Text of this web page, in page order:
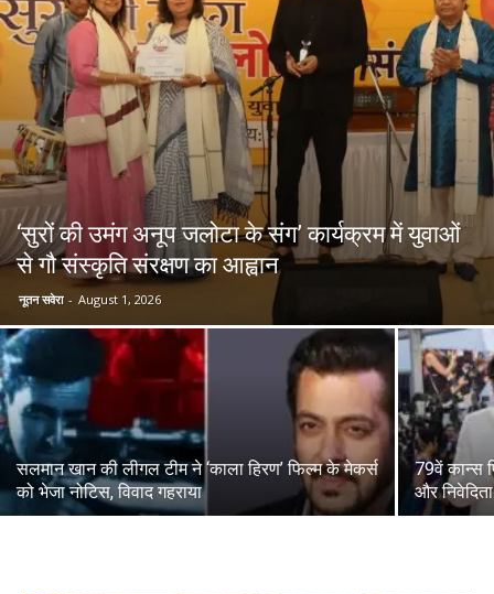
सवेरा
Breaking
News
LIVE
‘सुरों की उमंग अनूप जलोटा के संग’ कार्यक्रम में युवाओं
से गौ संस्कृति संरक्षण का आह्वान
नूतन सवेरा - August 1, 2026
सलमान खान की लीगल टीम ने ‘काला हिरण’ फिल्म के मेकर्स
को भेजा नोटिस, विवाद गहराया
79वें कान्स
और